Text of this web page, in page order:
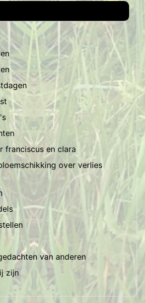
franciscus en clara
over verlies
van anderen
zijn